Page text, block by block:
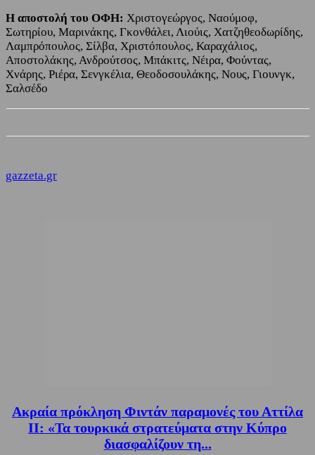
Η αποστολή του ΟΦΗ: Χριστογεώργος, Nαούμοφ,
Σωτηρίου, Μαρινάκης, Γκονθάλει, Λιούις, Χατζηθεοδωρίδης,
Λαμπρόπουλος, Σίλβα, Χριστόπουλος, Καραχάλιος,
Αποστολάκης, Ανδρούτσος, Μπάκιτς, Νέιρα, Φούντας,
Χνάρης, Ριέρα, Σενγκέλια, Θεοδοσουλάκης, Nους, Γιουνγκ,
Σαλσέδο
gazzeta.gr
Ακραία πρόκληση Φιντάν παραμονές του Αττίλα
ΙΙ: «Τα τουρκικά στρατεύματα στην Κύπρο
διασφαλίζουν τη...